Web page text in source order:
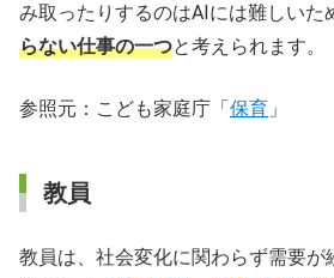
み取ったりするのはAIには難しいた
らない仕事の一つと考えられます。
参照元：こども家庭庁「 保育 」
教員
教員は、社会変化に関わらず需要が